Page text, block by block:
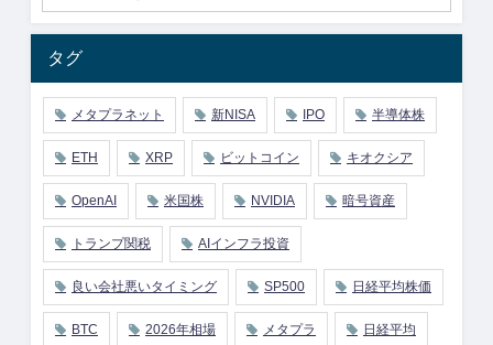
タグ
メタプラネット 新NISA IPO 半導体株
ETH XRP ビットコイン キオクシア
OpenAI 米国株 NVIDIA 暗号資産
トランプ関税 AIインフラ投資
良い会社悪いタイミング SP500 日経平均株価
BTC 2026年相場 メタプラ 日経平均